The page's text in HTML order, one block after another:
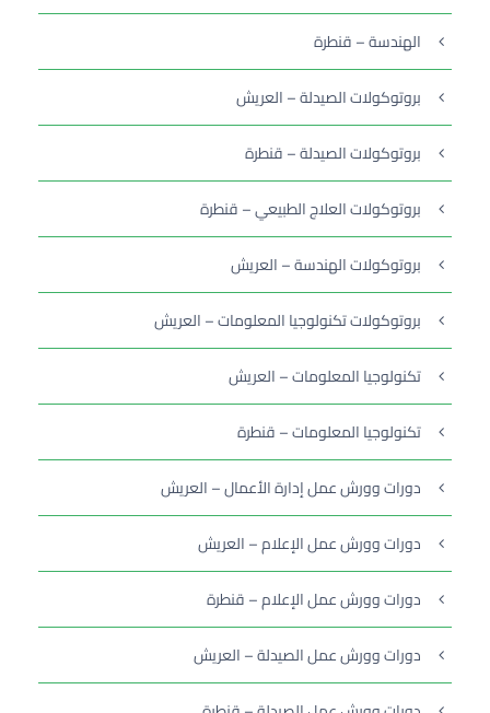
الهندسة – قنطرة
بروتوكولات الصيدلة – العريش
بروتوكولات الصيدلة – قنطرة
بروتوكولات العلاج الطبيعي – قنطرة
بروتوكولات الهندسة – العريش
بروتوكولات تكنولوجيا المعلومات – العريش
تكنولوجيا المعلومات – العريش
تكنولوجيا المعلومات – قنطرة
دورات وورش عمل إدارة الأعمال – العريش
دورات وورش عمل الإعلام – العريش
دورات وورش عمل الإعلام – قنطرة
دورات وورش عمل الصيدلة – العريش